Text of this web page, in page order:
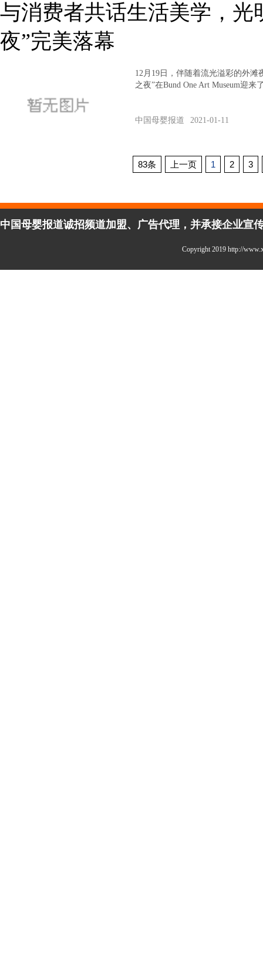
与消费者共话生活美学，光
夜”完美落幕
12月19日，伴随着流光溢彩的外
之夜”在Bund One Art Museum迎
中国母婴报道 2021-01-11
83条 上一页 1 2 3
中国母婴报道诚招频道加盟、广告代理，并承接企业宣
Copyright 2019 http://